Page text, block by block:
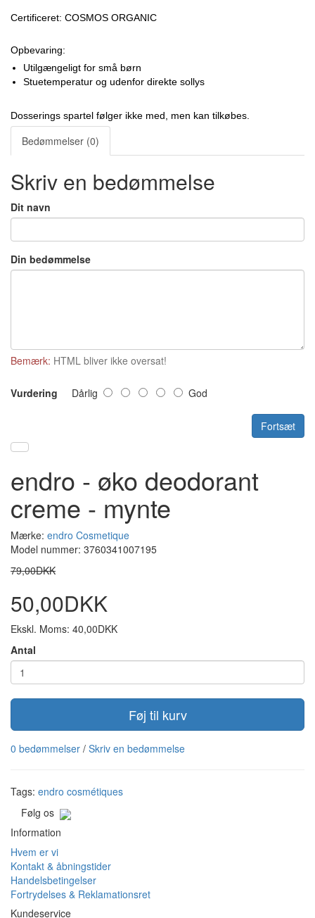
Certificeret: COSMOS ORGANIC
Opbevaring:
Utilgængeligt for små børn
Stuetemperatur og udenfor direkte sollys
Dosserings spartel følger ikke med, men kan tilkøbes.
Bedømmelser (0)
Skriv en bedømmelse
Dit navn
Din bedømmelse
Bemærk: HTML bliver ikke oversat!
Vurdering Dårlig God
Fortsæt
endro - øko deodorant
creme - mynte
Mærke: endro Cosmetique
Model nummer: 3760341007195
79,00DKK
50,00DKK
Ekskl. Moms: 40,00DKK
Antal
Føj til kurv
0 bedømmelser / Skriv en bedømmelse
Tags: endro cosmétiques
Følg os
Information
Hvem er vi
Kontakt & åbningstider
Handelsbetingelser
Fortrydelses & Reklamationsret
Kundeservice